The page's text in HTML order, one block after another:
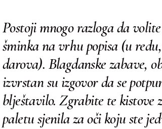
Postoji mnogo razloga da
šminka na vrhu popisa (u
darova). Blagdanske zabave,
izvrstan su izgovor da se
blještavilo. Zgrabite te kistove
paletu sjenila za oči koju ste